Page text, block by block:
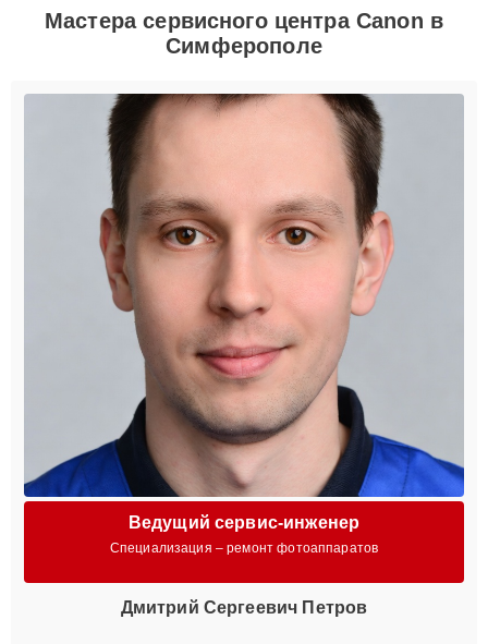
Мастера сервисного центра Canon в
Симферополе
Ведущий сервис-инженер
Специализация – ремонт фотоаппаратов
Дмитрий Сергеевич Петров